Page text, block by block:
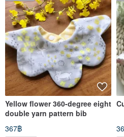
Yellow flower 360-degree eight
double yarn pattern bib
367฿